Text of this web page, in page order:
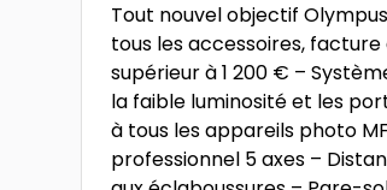
Tout nouvel objectif
tous les accessoires, facture
supérieur à 1 200 € –
la faible luminosité et les
à tous les appareils photo
professionnel 5 axes –